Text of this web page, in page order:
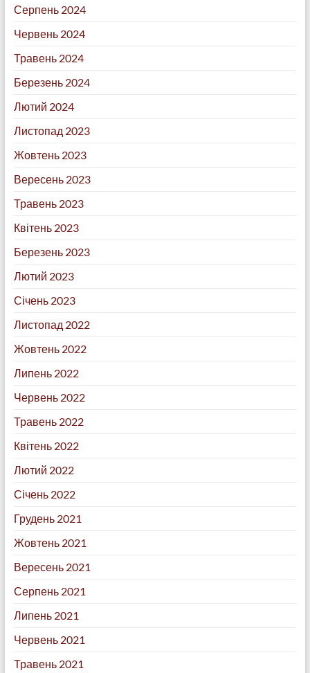
Серпень 2024
Червень 2024
Травень 2024
Березень 2024
Лютий 2024
Листопад 2023
Жовтень 2023
Вересень 2023
Травень 2023
Квітень 2023
Березень 2023
Лютий 2023
Січень 2023
Листопад 2022
Жовтень 2022
Липень 2022
Червень 2022
Травень 2022
Квітень 2022
Лютий 2022
Січень 2022
Грудень 2021
Жовтень 2021
Вересень 2021
Серпень 2021
Липень 2021
Червень 2021
Травень 2021